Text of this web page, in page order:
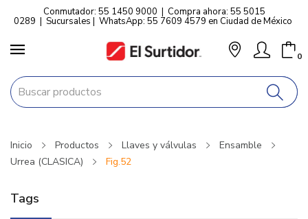
Conmutador: 55 1450 9000 | Compra ahora: 55 5015
0289 | Sucursales | WhatsApp: 55 7609 4579 en Ciudad de México
0
Inicio Productos Llaves y válvulas
Ensamble
Urrea (CLASICA)
Fig.52
Tags